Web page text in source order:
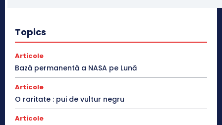
Topics
Articole
Bază permanentă a NASA pe Lună
Articole
O raritate : pui de vultur negru
Articole